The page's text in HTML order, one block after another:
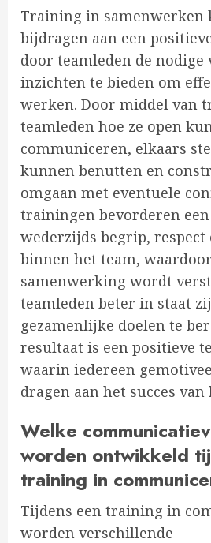
Training in samenwerken
bijdragen aan een
door teamleden de nodige
inzichten te bieden om
werken. Door middel van
teamleden hoe ze open
communiceren, elkaars
kunnen benutten en
omgaan met eventuele
trainingen bevorderen
wederzijds begrip,
binnen het team,
samenwerking wordt
teamleden beter in staat
gezamenlijke doelen te
resultaat is een positieve
waarin iedereen
dragen aan het succes van
Welke
worden ontwikkeld
training in
Tijdens een training in
worden verschillende